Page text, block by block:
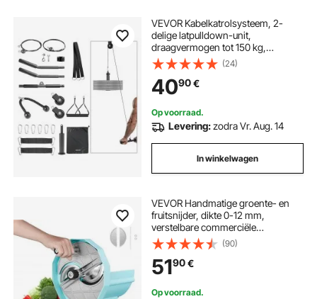
VEVOR Kabelkatrolsysteem, 2-
delige latpulldown-unit,
draagvermogen tot 150 kg,
krachttrainingsapparatuur met
latpulldownstang en kabelkatrol,
oefeningen voor armen, rug en
schouders, katrolsysteem doe-het-
zelf latpulldowntoren voor
thuisfitness
(24)
4090€
Op voorraad.
Levering:zodra Vr. Aug. 14
In winkelwagen
VEVOR Handmatige groente- en
fruitsnijder, dikte 0-12 mm,
verstelbare commerciële
snijmachine, dubbele
invoeropeningen, voedselsnijder
met roestvrijstalen mes voor
komkommers, citroenen, tomaten
(90)
5190€
Op voorraad.